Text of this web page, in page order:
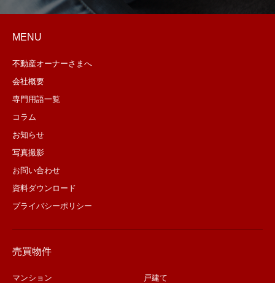
MENU
不動産オーナーさまへ
会社概要
専門用語一覧
コラム
お知らせ
写真撮影
お問い合わせ
資料ダウンロード
プライバシーポリシー
売買物件
マンション
戸建て